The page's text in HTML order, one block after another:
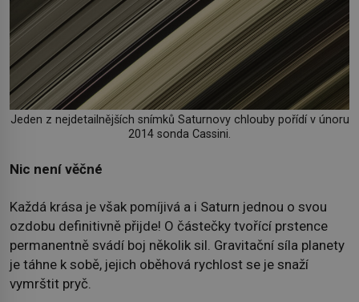
Jeden z nejdetailnějších snímků Saturnovy chlouby pořídí v únoru
2014 sonda Cassini.
Nic není věčné
Každá krása je však pomíjivá a i Saturn jednou o svou
ozdobu definitivně přijde! O částečky tvořící prstence
permanentně svádí boj několik sil. Gravitační síla planety
je táhne k sobě, jejich oběhová rychlost se je snaží
vymrštit pryč.